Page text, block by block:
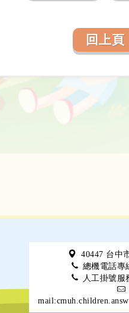
回上頁
40447 台中
總機電話專
人工掛號服